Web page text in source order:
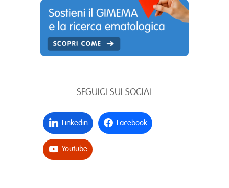
SEGUICI SUI SOCIAL
Linkedin Facebook
Youtube